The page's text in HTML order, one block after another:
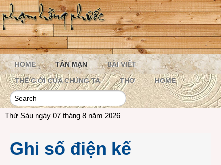
HOME TẢN MẠN BÀI VIẾT
THẾ GIỚI CỦA CHÚNG TA THƠ HOME
Thứ Sáu ngày 07 tháng 8 năm 2026
Ghi số điện kế